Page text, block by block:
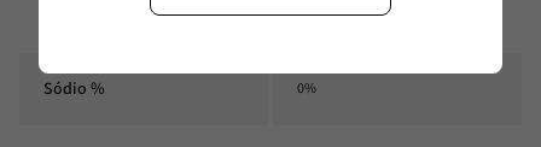
4mg
Sódio % 0%